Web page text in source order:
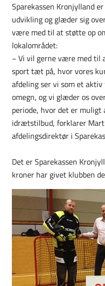
Sparekassen Kronjylland
udvikling og glæder sig
være med til at støtte op
lokalområdet:
− Vi vil gerne være med til
sport tæt på, hvor vores
afdeling ser vi som et
omegn, og vi glæder os
periode, hvor det er
idrætstilbud, forklarer
afdelingsdirektør i
Det er Sparekassen
kroner har givet klubben